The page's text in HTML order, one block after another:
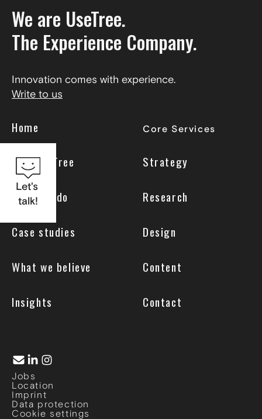
Let's
talk!
We are UseTree.
The Experience Company.
Innovation comes with experience.
Write to us
Home
Why UseTree
What we do
Case studies
What we believe
Insights
Core Services
Strategy
Research
Design
Content
Contact
Jobs
Location
Imprint
Data protection
Cookie settings